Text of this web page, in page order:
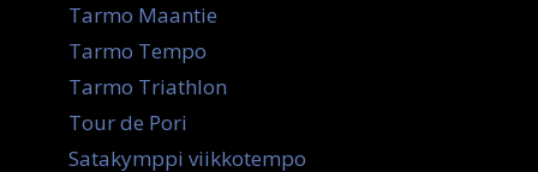
Tarmo Maantie
Tarmo Tempo
Tarmo Triathlon
Tour de Pori
Satakymppi viikkotempo